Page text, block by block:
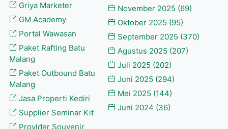
Griya Marketer
GM Academy
Portal Wawasan
Paket Rafting Batu
Malang
Paket Outbound Batu
Malang
Jasa Properti Kediri
Supplier Seminar Kit
Provider Souvenir
November 2025 (69)
Oktober 2025 (95)
September 2025 (370)
Agustus 2025 (207)
Juli 2025 (202)
Juni 2025 (294)
Mei 2025 (144)
Juni 2024 (36)